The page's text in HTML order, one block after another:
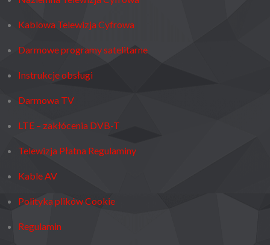
Kablowa Telewizja Cyfrowa
Darmowe programy satelitarne
Instrukcje obsługi
Darmowa TV
LTE – zakłócenia DVB-T
Telewizja Płatna Regulaminy
Kable AV
Polityka plików Cookie
Regulamin